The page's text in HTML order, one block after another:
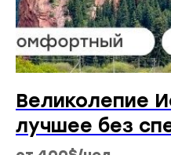
Великолепие
лучшее без